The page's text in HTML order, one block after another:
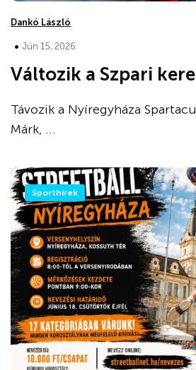
Dankó László
• Jún 15, 2026
Változik a Szpari
Távozik a Nyíregyháza
Márk, ...
Sporthírek